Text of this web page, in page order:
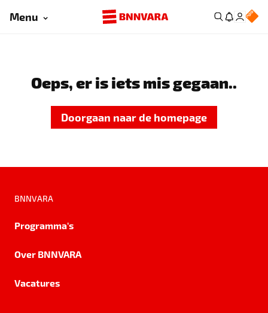
Menu
Oeps, er is iets mis gegaan..
Doorgaan naar de homepage
BNNVARA
Programma's
Over BNNVARA
Vacatures